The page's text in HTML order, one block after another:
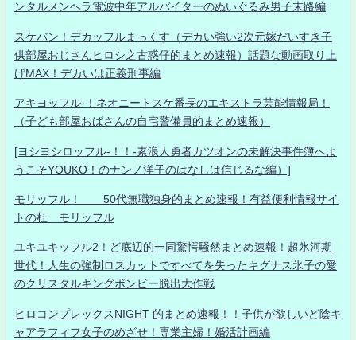
ンタルメンヘラ電波中年アルバイターのぬいぐるみ男子末路編
スケバン！デカッフルまっくす（デカい強い2次元嫁だいすき子
供部屋おじさんヒロシ之古惑仔的まとめ速報）話題な動画取り上
げMAX！デカいは正義刑事編
アキヨッフル-！ネオニートスケ番長のエキストラ芸能情報局！
（子ども部屋おばさんの自宅警備員的まとめ速報）
[ヨシヨシロッフル-！！-素浪人勇者カツオンの未解決事件簿へよ
うこそYOUKO！のナンノ洋子のはなしは信じるな編）]
モリッフル！ 50代無職独身的まとめ速報！有益便利情報サイ
トの杜 モリッフル
ユキユキッフル2！ど底辺的一同驚愕騒然まとめ速報！超氷河期
世代！人生の強制ロスカットですべてを失ったキグナス氷子の愛
のクリスタルキングボンビー脱出大作戦
ヒロコンプレックスNIGHT 的まとめ速報！！子供が欲しいど陰キ
ャアラフィフ女子のめざせ！専業主婦！婚活計画編